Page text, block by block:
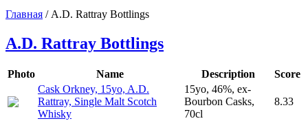
Главная / A.D. Rattray Bottlings
A.D. Rattray Bottlings
Photo Name Description
Score
Cask Orkney, 15yo, A.D.
Rattray, Single Malt Scotch
Whisky
15yo, 46%, ex-
Bourbon Casks,
70cl
8.33